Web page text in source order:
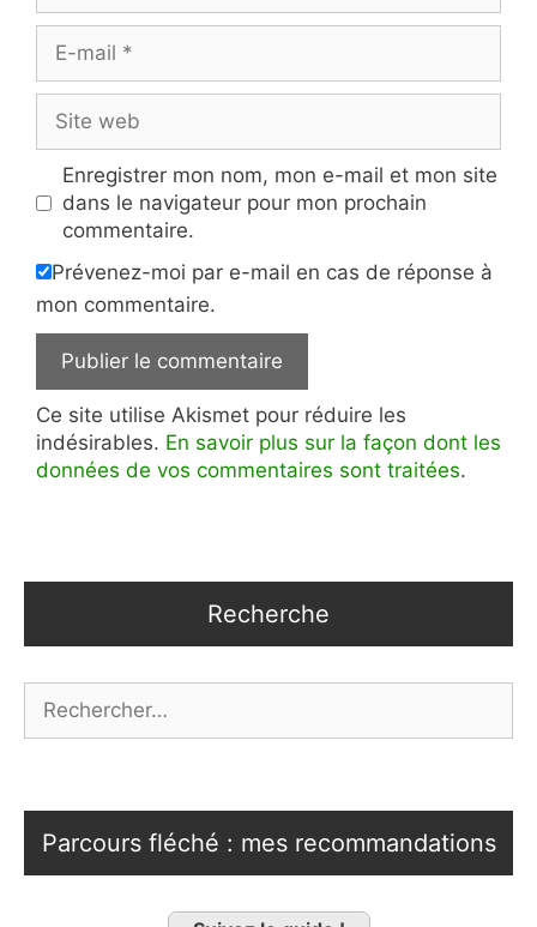
mail
web
Enregistrer mon nom, mon e-mail et mon site
dans le navigateur pour mon prochain
commentaire.
Prévenez-moi par e-mail en cas de réponse à
mon commentaire.
Ce site utilise Akismet pour réduire les
indésirables. En savoir plus sur la façon dont les
données de vos commentaires sont traitées.
Recherche
Parcours fléché : mes recommandations